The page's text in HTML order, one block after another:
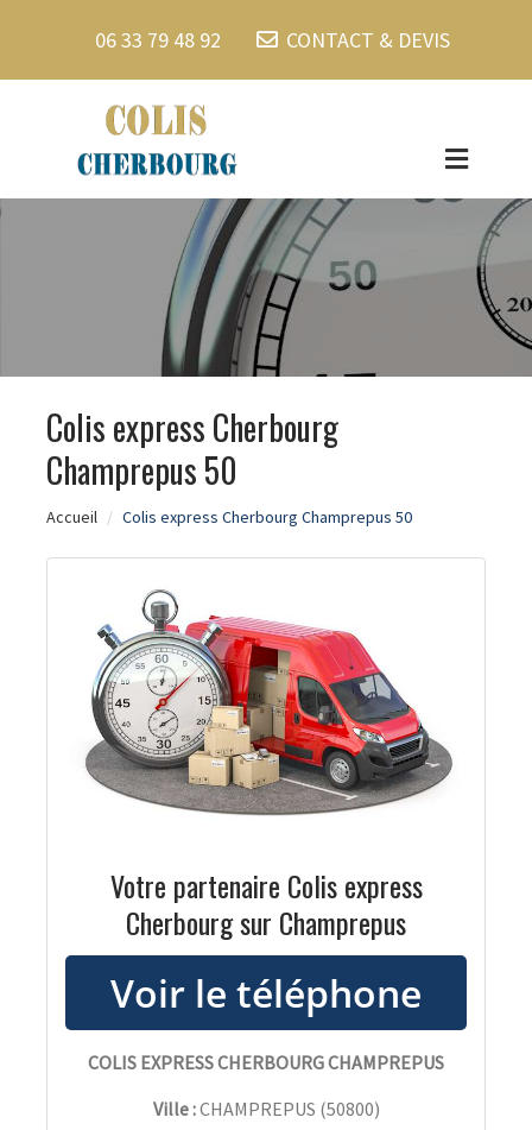
06 33 79 48 92 CONTACT & DEVIS
Colis express Cherbourg
Champrepus 50
Accueil Colis express Cherbourg Champrepus 50
Votre partenaire Colis express
Cherbourg sur Champrepus
COLIS EXPRESS CHERBOURG CHAMPREPUS
Ville :CHAMPREPUS (50800)